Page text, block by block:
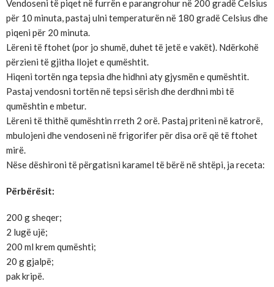
Vendoseni të piqet në furrën e parangrohur në 200 gradë Celsius
për 10 minuta, pastaj ulni temperaturën në 180 gradë Celsius dhe
piqeni për 20 minuta.
Lëreni të ftohet (por jo shumë, duhet të jetë e vakët). Ndërkohë
përzieni të gjitha llojet e qumështit.
Hiqeni tortën nga tepsia dhe hidhni aty gjysmën e qumështit.
Pastaj vendosni tortën në tepsi sërish dhe derdhni mbi të
qumështin e mbetur.
Lëreni të thithë qumështin rreth 2 orë. Pastaj priteni në katrorë,
mbulojeni dhe vendoseni në frigorifer për disa orë që të ftohet
mirë.
Nëse dëshironi të përgatisni karamel të bërë në shtëpi, ja receta:
Përbërësit:
200 g sheqer;
2 lugë ujë;
200 ml krem qumështi;
20 g gjalpë;
pak kripë.